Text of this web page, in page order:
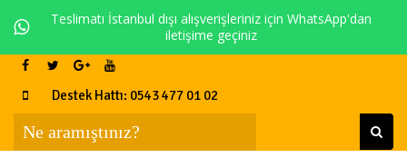
Teslimatı İstanbul dışı alışverişleriniz için WhatsApp'dan
iletişime geçiniz
Destek Hattı: 0543 477 01 02